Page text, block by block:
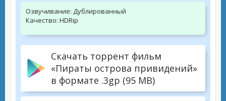
Озвучивание: Дублированный
Качество: HDRip
Скачать торрент фильм
«Пираты острова привидений»
в формате .3gp (95 MB)